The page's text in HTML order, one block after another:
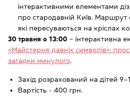
інтерактивними елементами
про стародавній Київ.
які пересуваються на кріслах
30 травня о 13:00 ‒ інтерактивна
«Майстерня давніх символів»:
загадки минулого.
Захід розрахований на дітей
Вартість - 400 грн.